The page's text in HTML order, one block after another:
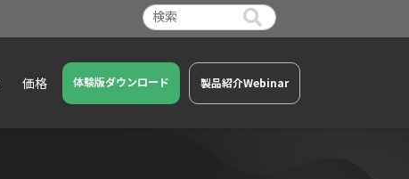
価格 体験版ダウンロード 製品紹介Webinar